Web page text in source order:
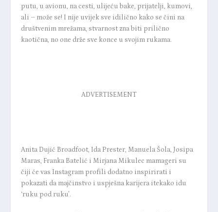
putu, u avionu, na cesti, ulijeću bake, prijatelji, kumovi,
ali – može se! I nije uvijek sve idilično kako se čini na
društvenim mrežama, stvarnost zna biti prilično
kaotična, no one drže sve konce u svojim rukama.
ADVERTISEMENT
Anita Dujić Broadfoot, Ida Prester, Manuela Šola, Josipa
Maras, Franka Batelić i Mirjana Mikulec mamageri su
čiji će vas Instagram profili dodatno inspirirati i
pokazati da majčinstvo i uspješna karijera itekako idu
‘ruku pod ruku’.